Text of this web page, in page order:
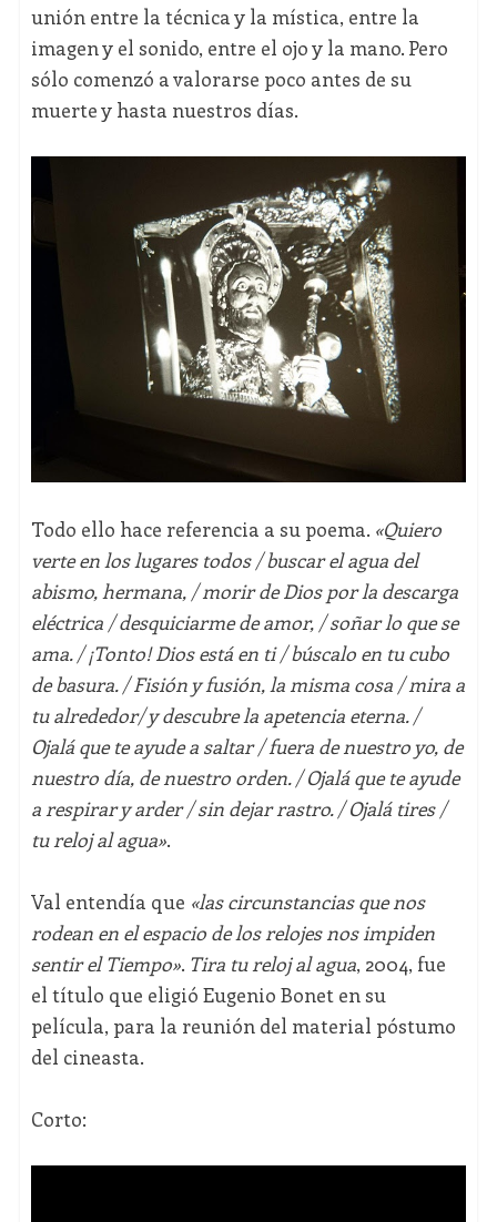
unión entre la técnica y la mística, entre la
imagen y el sonido, entre el ojo y la mano. Pero
sólo comenzó a valorarse poco antes de su
muerte y hasta nuestros días.
Todo ello hace referencia a su poema. «Quiero
verte en los lugares todos / buscar el agua del
abismo, hermana, / morir de Dios por la descarga
eléctrica / desquiciarme de amor, / soñar lo que se
ama. / ¡Tonto! Dios está en ti / búscalo en tu cubo
de basura. / Fisión y fusión, la misma cosa / mira a
tu alrededor/ y descubre la apetencia eterna. /
Ojalá que te ayude a saltar / fuera de nuestro yo, de
nuestro día, de nuestro orden. / Ojalá que te ayude
a respirar y arder / sin dejar rastro. / Ojalá tires /
tu reloj al agua».
Val entendía que «las circunstancias que nos
rodean en el espacio de los relojes nos impiden
sentir el Tiempo». Tira tu reloj al agua, 2004, fue
el título que eligió Eugenio Bonet en su
película, para la reunión del material póstumo
del cineasta.
Corto: